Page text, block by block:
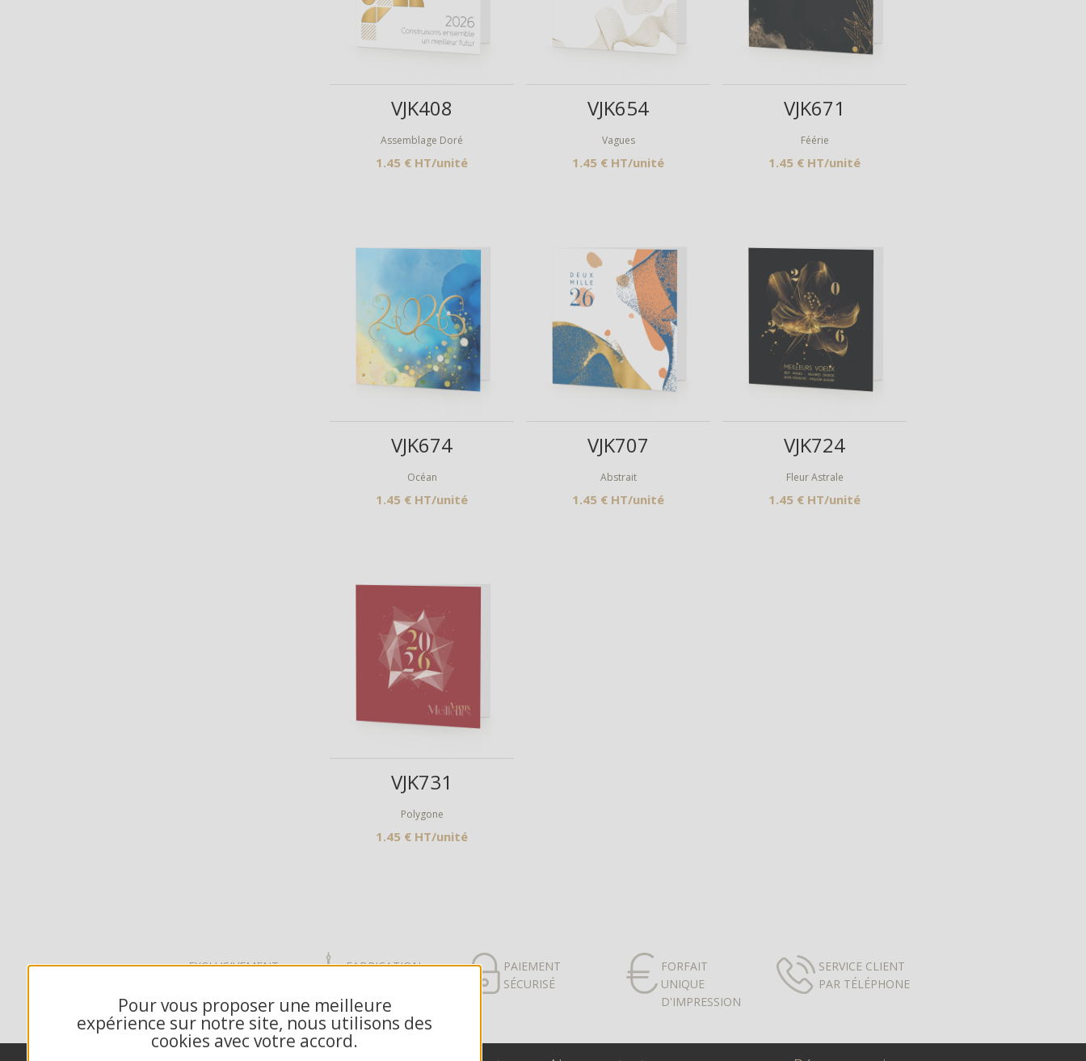
Pour vous proposer une meilleure
expérience sur notre site, nous utilisons des
cookies avec votre accord.
VJK408
Assemblage Doré
1.45 € HT/unité
VJK654
Vagues
1.45 € HT/unité
VJK671
Féérie
1.45 € HT/unité
VJK674
Océan
1.45 € HT/unité
VJK707
Abstrait
1.45 € HT/unité
VJK724
Fleur Astrale
1.45 € HT/unité
VJK731
Polygone
1.45 € HT/unité
EXCLUSIVEMENT
FABRICATION
PAIEMENT
SÉCURISÉ
FORFAIT
UNIQUE
D'IMPRESSION
SERVICE CLIENT
PAR TÉLÉPHONE